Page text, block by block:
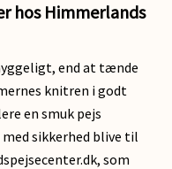
hos Himmerlands
end at tænde
knitren i godt
en smuk pejs
sikkerhed blive til
som